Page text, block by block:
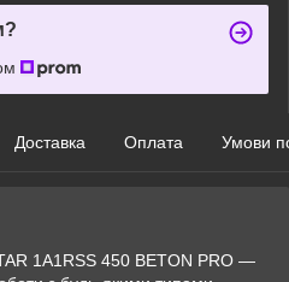
Доставка Оплата Умови
1A1RSS 450 BETON PRO —